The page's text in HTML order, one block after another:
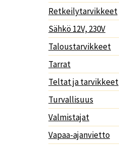
Retkeilytarvikkeet
Sähkö 12V, 230V
Taloustarvikkeet
Tarrat
Teltat ja tarvikkeet
Turvallisuus
Valmistajat
Vapaa-ajanvietto